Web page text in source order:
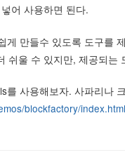
어 사용하면 된다.
게 만들수 있도록 도구를
쉬울 수 있지만, 제공되
를 사용해보자. 사파리나
blockfactory/index.html